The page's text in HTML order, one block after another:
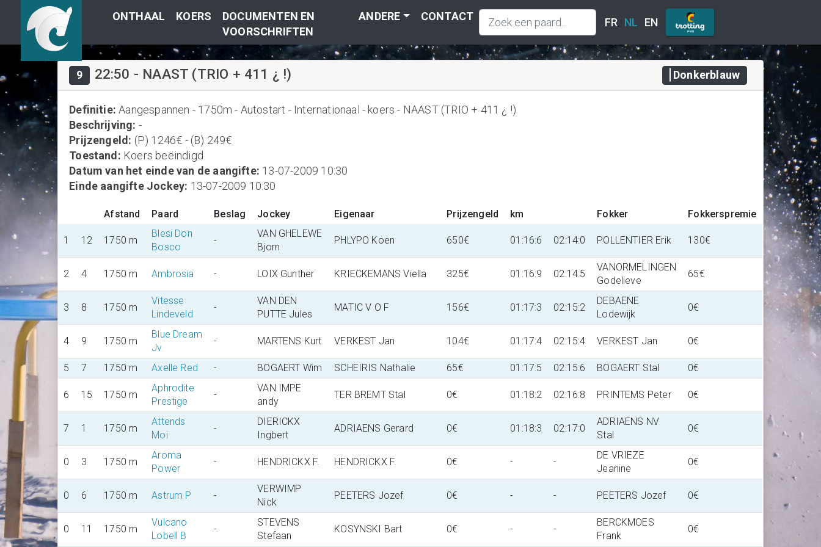
ONTHAAL KOERS
DOCUMENTEN EN
VOORSCHRIFTEN
ANDERE CONTACT FR NL EN
9 22:50 - NAAST (TRIO + 411 ¿ !) Donkerblauw
Definitie: Aangespannen - 1750m - Autostart - Internationaal - koers - NAAST (TRIO + 411 ¿ !)
Beschrijving: -
Prijzengeld: (P) 1246€ - (B) 249€
Toestand: Koers beëindigd
Datum van het einde van de aangifte: 13-07-2009 10:30
Einde aangifte Jockey: 13-07-2009 10:30
Afstand Paard Beslag Jockey Eigenaar Prijzengeld km Fokker Fokkerspremie
1 12 1750 m
Blesi Don
Bosco
-
VAN GHELEWE
Bjorn
PHLYPO Koen 650€ 01:16:6 02:14:0 POLLENTIER Erik 130€
2 4 1750 m Ambrosia - LOIX Gunther KRIECKEMANS Viella 325€ 01:16:9 02:14:5
VANORMELINGEN
Godelieve
65€
3 8 1750 m
Vitesse
Lindeveld
-
VAN DEN
PUTTE Jules
MATIC V O F 156€ 01:17:3 02:15:2
DEBAENE
Lodewijk
0€
4 9 1750 m
Blue Dream
Jv
- MARTENS Kurt VERKEST Jan 104€ 01:17:4 02:15:4 VERKEST Jan 0€
5 7 1750 m Axelle Red - BOGAERT Wim SCHEIRIS Nathalie 65€ 01:17:5 02:15:6 BOGAERT Stal 0€
6 15 1750 m
Aphrodite
Prestige
-
VAN IMPE
andy
TER BREMT Stal 0€ 01:18:2 02:16:8 PRINTEMS Peter 0€
7 1 1750 m
Attends
Moi
-
DIERICKX
Ingbert
ADRIAENS Gerard 0€ 01:18:3 02:17:0
ADRIAENS NV
Stal
0€
0 3 1750 m
Aroma
Power
- HENDRICKX F. HENDRICKX F. 0€ - -
DE VRIEZE
Jeanine
0€
0 6 1750 m Astrum P -
VERWIMP
Nick
PEETERS Jozef 0€ - - PEETERS Jozef 0€
0 11 1750 m
Vulcano
Lobell B
-
STEVENS
Stefaan
KOSYNSKI Bart 0€ - -
BERCKMOES
Frank
0€